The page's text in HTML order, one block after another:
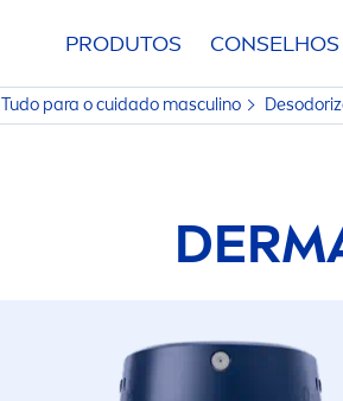
PRODUTOS CONSELHOS
Tudo para o cuidado masculino